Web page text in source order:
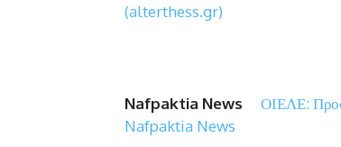
(alterthess.gr)
Nafpaktia News
ΟΙΕΛΕ:
Nafpaktia News